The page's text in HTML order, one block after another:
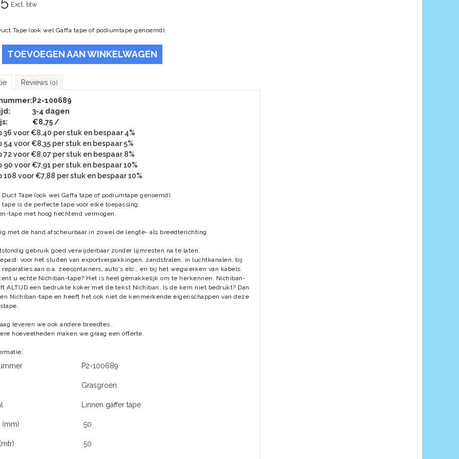
Excl. btw
Tape (ook wel Gaffa tape of podiumtape genoemd).
TOEVOEGEN AAN WINKELWAGEN
Reviews (0)
P2-100689
3-4 dagen
€8,75 /
36 voor €8,40 per stuk en bespaar 4%
54 voor €8,35 per stuk en bespaar 5%
72 voor €8,07 per stuk en bespaar 8%
90 voor €7,91 per stuk en bespaar 10%
108 voor €7,88 per stuk en bespaar 10%
Duct Tape (ook wel Gaffa tape of podiumtape genoemd).
tape is de perfecte tape voor elke toepassing.
tape met hoog hechtend vermogen.
met de hand afscheurbaar in zowel de lengte- als breedterichting
gebruik goed verwijderbaar zonder lijmresten na te laten.
voor het sluiten van exportverpakkingen, zandstralen, in luchtkanalen, bij
aan o.a. zeecontainers, auto's etc., en bij het wegwerken van kabels.
u echte Nichiban-tape? Het is heel gemakkelijk om te herkennen. Nichiban-
ALTIJD een bedrukte koker met de tekst Nichiban. Is de kern niet bedrukt? Dan
Nichiban-tape en heeft het ook niet de kenmerkende eigenschappen van deze
leveren we ook andere breedtes.
hoeveelheden maken we graag een offerte.
P2-100689
Grasgroen
Linnen gaffer tape
(mm) 50
50